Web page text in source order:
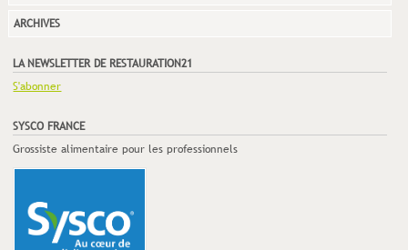
ARCHIVES
LA NEWSLETTER DE RESTAURATION21
S'abonner
SYSCO FRANCE
Grossiste alimentaire pour les professionnels